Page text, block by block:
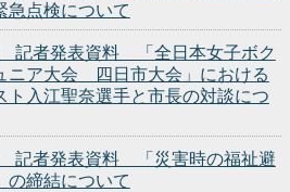
急点検について
記者発表資料 「全日本女子ボク
ア大会 四日市大会」における
ト入江聖奈選手と市長の対談につ
記者発表資料 「災害時の福祉避
の締結について